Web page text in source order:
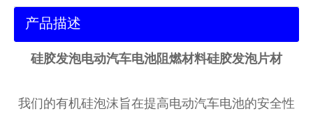
产品描述
硅胶发泡电动汽车电池阻燃材料硅胶发泡片材
我们的有机硅泡沫旨在提高电动汽车电池的安全性